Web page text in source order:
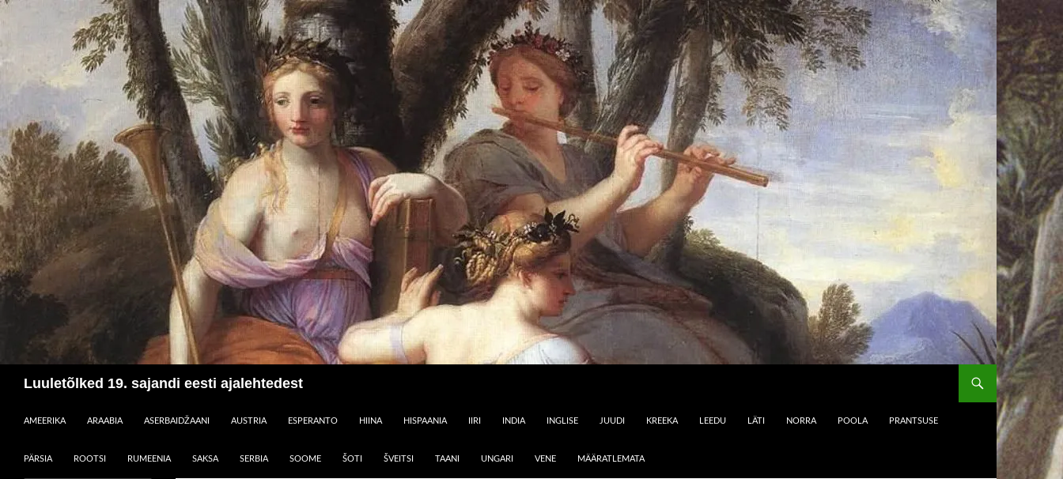
Luuletõlked 19. sajandi eesti ajalehtedest
AMEERIKA
ARAABIA ASERBAIDŽAANI AUSTRIA ESPERANTO HIINA HISPAANIA IIRI INDIA INGLISE JUUDI KREEKA LEEDU LÄTI NORRA POOLA PRANTSUSE
PÄRSIA ROOTSI RUMEENIA SAKSA SERBIA SOOME ŠOTI ŠVEITSI TAANI UNGARI VENE MÄÄRATLEMATA